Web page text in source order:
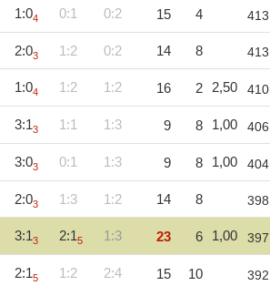
1:04 0:1 0:2 15 4 413
2:03 1:2 0:2 14 8 413
1:04 1:2 1:2 16 2 2,50 410
3:13 1:1 1:3 9 8 1,00 406
3:03 0:1 1:3 9 8 1,00 404
2:03 1:3 1:2 14 8 398
3:13 2:15 1:3 23 6 1,00 397
2:15 1:2 2:4 15 10 392